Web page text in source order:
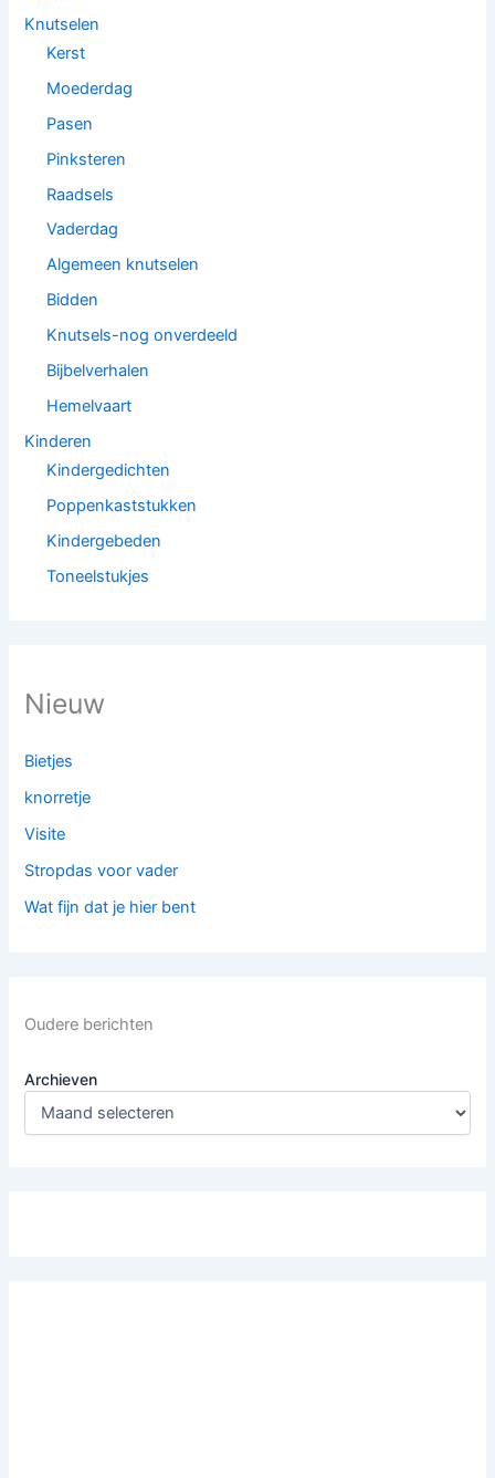
Knutselen
Kerst
Moederdag
Pasen
Pinksteren
Raadsels
Vaderdag
Algemeen knutselen
Bidden
Knutsels-nog onverdeeld
Bijbelverhalen
Hemelvaart
Kinderen
Kindergedichten
Poppenkaststukken
Kindergebeden
Toneelstukjes
Nieuw
Bietjes
knorretje
Visite
Stropdas voor vader
Wat fijn dat je hier bent
Oudere berichten
Archieven